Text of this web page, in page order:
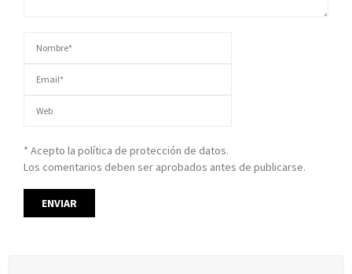
* Acepto la política de protección de datos.
Los comentarios deben ser aprobados antes de publicarse.